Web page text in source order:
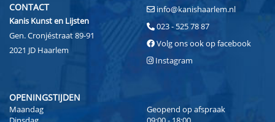
CONTACT
Kanis Kunst en Lijsten
Gen. Cronjéstraat 89-91
2021 JD Haarlem
info@kanishaarlem.nl
023 - 525 78 87
Volg ons ook op facebook
Instagram
OPENINGSTIJDEN
Maandag
Geopend op afspraak